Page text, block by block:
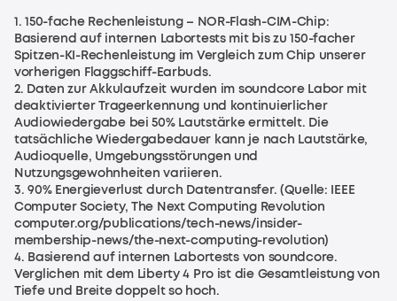
1. 150-fache Rechenleistung – NOR-Flash-CIM-Chip:
Basierend auf internen Labortests mit bis zu 150-facher
Spitzen-KI-Rechenleistung im Vergleich zum Chip unserer
vorherigen Flaggschiff-Earbuds.
2. Daten zur Akkulaufzeit wurden im soundcore Labor mit
deaktivierter Trageerkennung und kontinuierlicher
Audiowiedergabe bei 50% Lautstärke ermittelt. Die
tatsächliche Wiedergabedauer kann je nach Lautstärke,
Audioquelle, Umgebungsstörungen und
Nutzungsgewohnheiten variieren.
3. 90% Energieverlust durch Datentransfer. (Quelle: IEEE
Computer Society, The Next Computing Revolution
computer.org/publications/tech-news/insider-
membership-news/the-next-computing-revolution)
4. Basierend auf internen Labortests von soundcore.
Verglichen mit dem Liberty 4 Pro ist die Gesamtleistung von
Tiefe und Breite doppelt so hoch.